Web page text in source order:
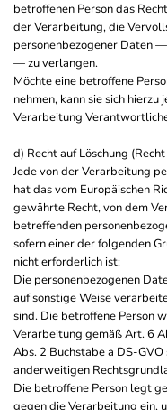
betroffenen Person das
der Verarbeitung, die
personenbezogener Daten
— zu verlangen.
Möchte eine betroffene
nehmen, kann sie sich
Verarbeitung
d) Recht auf Löschung
Jede von der Verarbeitung
hat das vom Europäischen
gewährte Recht, von dem
betreffenden
sofern einer der folgenden
nicht erforderlich ist:
Die personenbezogenen
auf sonstige Weise
sind. Die betroffene Person
Verarbeitung gemäß Art. 6
Abs. 2 Buchstabe a DS-
anderweitigen
Die betroffene Person legt
gegen die Verarbeitung ein,